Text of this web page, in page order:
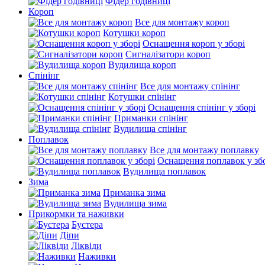
Короп
Все для монтажу короп
Котушки короп
Оснащення короп у зборі
Сигналізатори короп
Вудилища короп
Спінінг
Все для монтажу спінінг
Котушки спінінг
Оснащення спінінг у зборі
Приманки спінінг
Вудилища спінінг
Поплавок
Все для монтажу поплавку
Оснащення поплавок у
Вудилища поплавок
Зима
Приманка зима
Вудилища зима
Прикормки та наживки
Бустера
Діпи
Ліквіди
Наживки